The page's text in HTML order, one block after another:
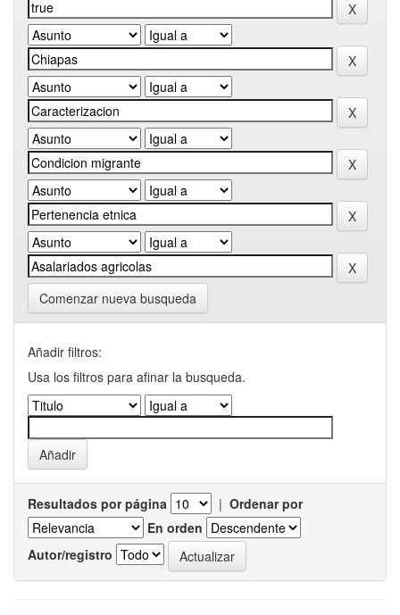
Comenzar nueva busqueda
Añadir filtros:
Usa los filtros para afinar la busqueda.
Resultados por página | Ordenar por
En orden
Autor/registro